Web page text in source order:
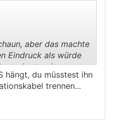
.
aber das machte
Eindruck als würde
da stand
BMS "
hängt, du müsstest ihn
trennen...